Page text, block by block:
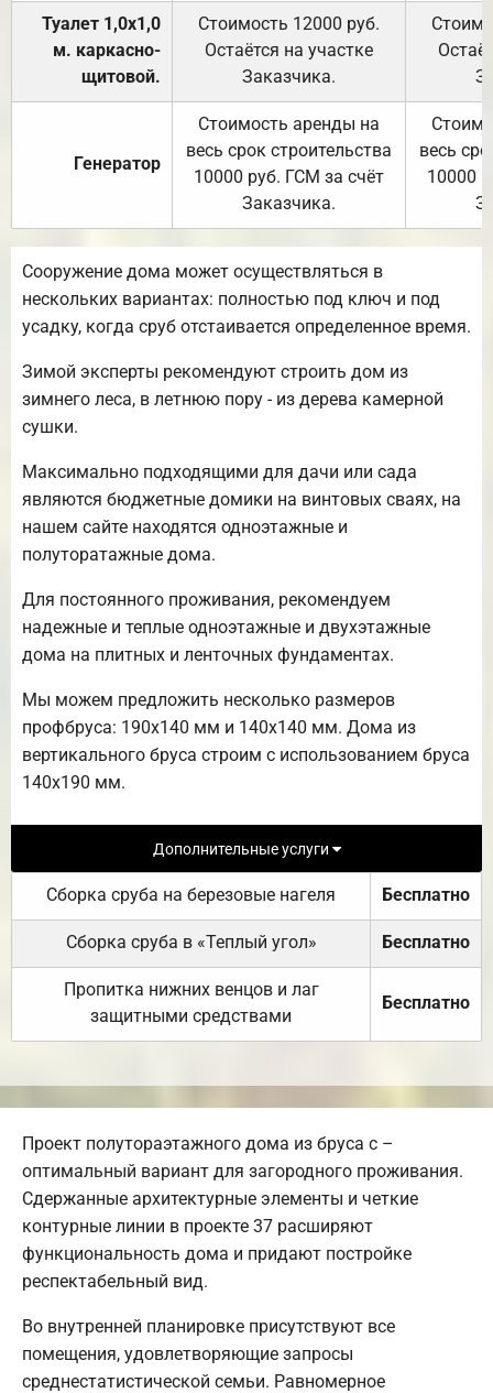
Туалет 1,0х1,0
м. каркасно-
щитовой.
Стоимость 12000 руб.
Остаётся на участке
Заказчика.
Генератор
Стоимость аренды на
весь срок строительства
10000 руб. ГСМ за счёт
Заказчика.
весь
10000
Сооружение дома может осуществляться в
нескольких вариантах: полностью под ключ и под
усадку, когда сруб отстаивается определенное время.
Зимой эксперты рекомендуют строить дом из
зимнего леса, в летнюю пору - из дерева камерной
сушки.
Максимально подходящими для дачи или сада
являются бюджетные домики на винтовых сваях, на
нашем сайте находятся одноэтажные и
полуторатажные дома.
Для постоянного проживания, рекомендуем
надежные и теплые одноэтажные и двухэтажные
дома на плитных и ленточных фундаментах.
Мы можем предложить несколько размеров
профбруса: 190х140 мм и 140х140 мм. Дома из
вертикального бруса строим с использованием бруса
140х190 мм.
Дополнительные услуги
Сборка сруба на березовые нагеля Бесплатно
Сборка сруба в «Теплый угол» Бесплатно
Пропитка нижних венцов и лаг
защитными средствами
Бесплатно
Проект полутораэтажного дома из бруса с –
оптимальный вариант для загородного проживания.
Сдержанные архитектурные элементы и четкие
контурные линии в проекте 37 расширяют
функциональность дома и придают постройке
респектабельный вид.
Во внутренней планировке присутствуют все
помещения, удовлетворяющие запросы
среднестатистической семьи. Равномерное